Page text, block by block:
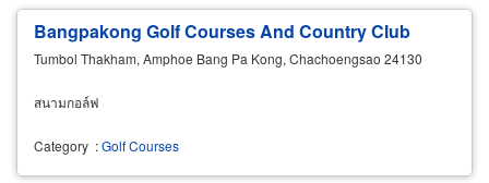
Bangpakong Golf Courses And Country Club
Tumbol Thakham, Amphoe Bang Pa Kong, Chachoengsao 24130
สนามกอล์ฟ
Category :Golf Courses